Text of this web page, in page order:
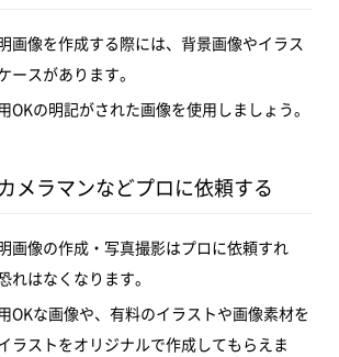
画像を作成する際には、背景画像やイラス
ースがあります。
OKの明記がされた画像を使用しましょう。
メラマンなどプロに依頼する
画像の作成・写真撮影はプロに依頼すれ
れはなくなります。
OKな画像や、有料のイラストや画像素材を
ラストをオリジナルで作成してもらえま